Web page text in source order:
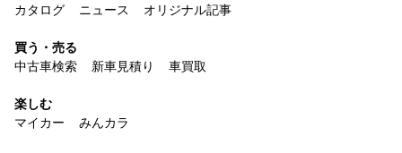
カタログ
ニュース オリジナル記事
買う・売る
中古車検索
新車見積り 車買取
楽しむ
マイカー
みんカラ